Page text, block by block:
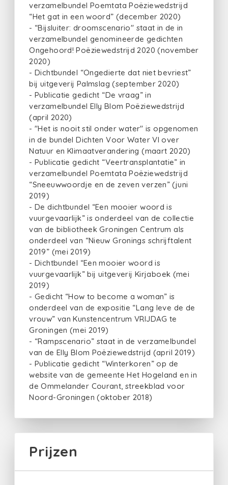
verzamelbundel Poemtata Poëziewedstrijd
“Het gat in een woord” (december 2020)
- “Bijsluiter: droomscenario" staat in de in
verzamelbundel genomineerde gedichten
Ongehoord! Poëziewedstrijd 2020 (november
2020)
- Dichtbundel “Ongedierte dat niet bevriest”
bij uitgeverij Palmslag (september 2020)
- Publicatie gedicht “De vraag” in
verzamelbundel Elly Blom Poëziewedstrijd
(april 2020)
- "Het is nooit stil onder water" is opgenomen
in de bundel Dichten Voor Water VI over
Natuur en Klimaatverandering (maart 2020)
- Publicatie gedicht “Veertransplantatie” in
verzamelbundel Poemtata Poëziewedstrijd
“Sneeuwwoordje en de zeven verzen” (juni
2019)
- De dichtbundel “Een mooier woord is
vuurgevaarlijk” is onderdeel van de collectie
van de bibliotheek Groningen Centrum als
onderdeel van “Nieuw Gronings schrijftalent
2019” (mei 2019)
- Dichtbundel “Een mooier woord is
vuurgevaarlijk” bij uitgeverij Kirjaboek (mei
2019)
- Gedicht “How to become a woman” is
onderdeel van de expositie “Lang leve de de
vrouw” van Kunstencentrum VRIJDAG te
Groningen (mei 2019)
- “Rampscenario” staat in de verzamelbundel
van de Elly Blom Poëziewedstrijd (april 2019)
- Publicatie gedicht “Winterkoren” op de
website van de gemeente Het Hogeland en in
de Ommelander Courant, streekblad voor
Noord-Groningen (oktober 2018)
Prijzen